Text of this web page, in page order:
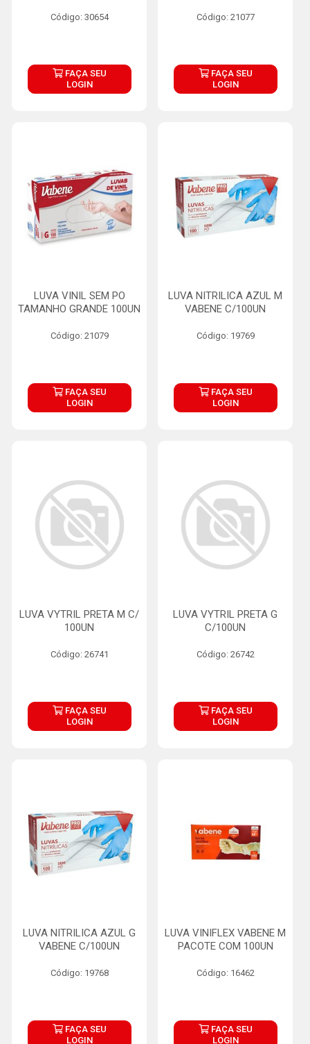
Código: 30654
FAÇA SEU
LOGIN
Código: 21077
FAÇA SEU
LOGIN
LUVA VINIL SEM PO
TAMANHO GRANDE 100UN
Código: 21079
FAÇA SEU
LOGIN
LUVA NITRILICA AZUL M
VABENE C/100UN
Código: 19769
FAÇA SEU
LOGIN
LUVA VYTRIL PRETA M C/
100UN
Código: 26741
FAÇA SEU
LOGIN
LUVA VYTRIL PRETA G
C/100UN
Código: 26742
FAÇA SEU
LOGIN
LUVA NITRILICA AZUL G
VABENE C/100UN
Código: 19768
FAÇA SEU
LOGIN
LUVA VINIFLEX VABENE M
PACOTE COM 100UN
Código: 16462
FAÇA SEU
LOGIN